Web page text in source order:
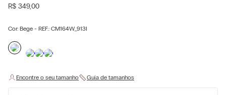
R$ 349,00
Cor: Bege - REF.: CM164W_913I